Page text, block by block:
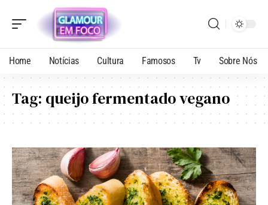
Home Notícias Cultura Famosos Tv Sobre Nós
Tag: queijo fermentado vegano